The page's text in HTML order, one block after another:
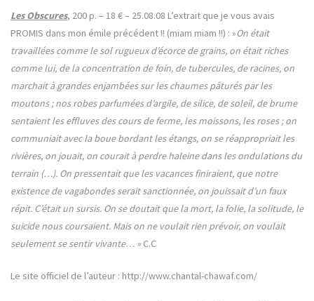
Les Obscures, 200 p. – 18 € – 25.08.08 L’extrait que je vous avais
PROMIS dans mon émile précédent !! (miam miam !!) : »On était
travaillées comme le sol rugueux d’écorce de grains, on était riches
comme lui, de la concentration de foin, de tubercules, de racines, on
marchait à grandes enjambées sur les chaumes pâturés par les
moutons ; nos robes parfumées d’argile, de silice, de soleil, de brume
sentaient les effluves des cours de ferme, les moissons, les roses ; on
communiait avec la boue bordant les étangs, on se réappropriait les
rivières, on jouait, on courait à perdre haleine dans les ondulations du
terrain (…). On pressentait que les vacances finiraient, que notre
existence de vagabondes serait sanctionnée, on jouissait d’un faux
répit. C’était un sursis. On se doutait que la mort, la folie, la solitude, le
suicide nous coursaient. Mais on ne voulait rien prévoir, on voulait
seulement se sentir vivante… »C.C
Le site officiel de l’auteur : http://www.chantal-chawaf.com/